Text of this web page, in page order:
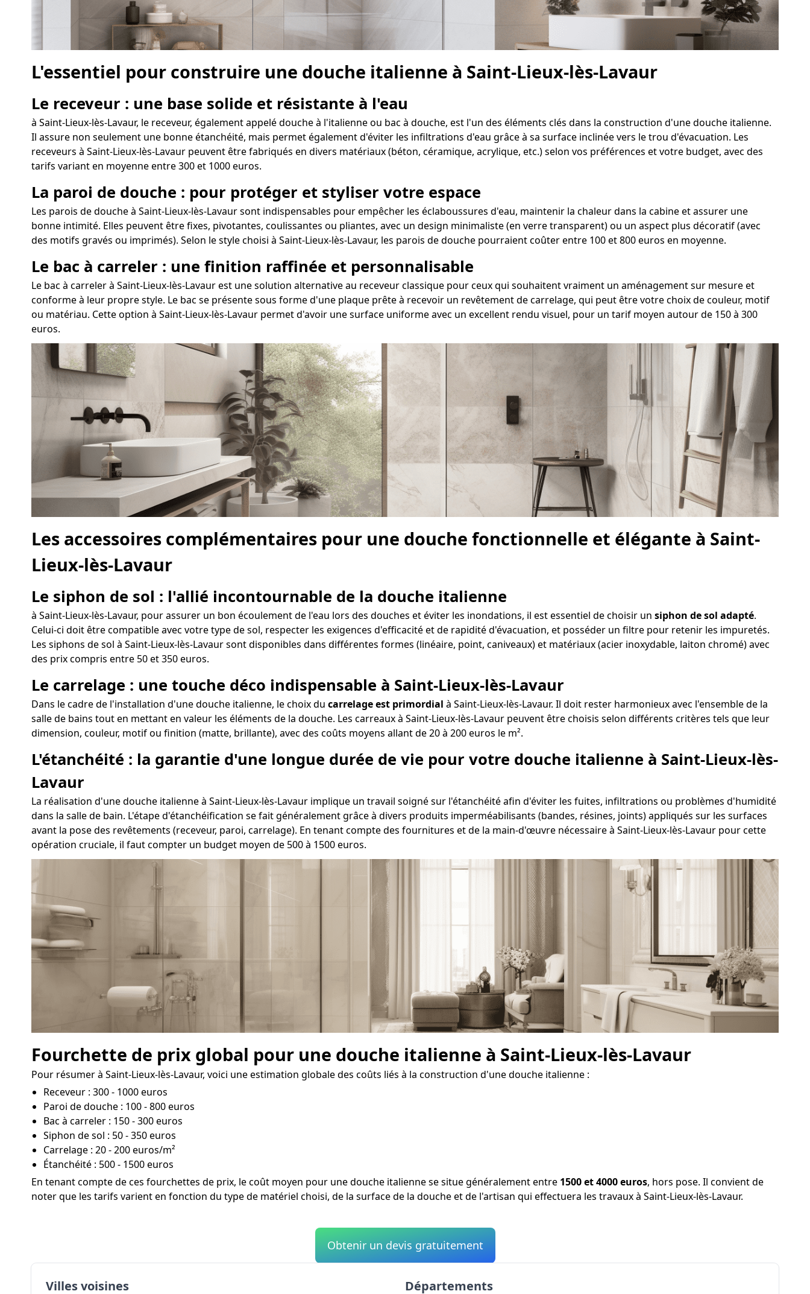
L'essentiel pour construire une douche italienne à Saint-Lieux-lès-Lavaur
Le receveur : une base solide et résistante à l'eau
à Saint-Lieux-lès-Lavaur, le receveur, également appelé douche à l'italienne ou bac à douche, est l'un des éléments clés dans la construction d'une douche italienne.
Il assure non seulement une bonne étanchéité, mais permet également d'éviter les infiltrations d'eau grâce à sa surface inclinée vers le trou d'évacuation. Les
receveurs à Saint-Lieux-lès-Lavaur peuvent être fabriqués en divers matériaux (béton, céramique, acrylique, etc.) selon vos préférences et votre budget, avec des
tarifs variant en moyenne entre 300 et 1000 euros.
La paroi de douche : pour protéger et styliser votre espace
Les parois de douche à Saint-Lieux-lès-Lavaur sont indispensables pour empêcher les éclaboussures d'eau, maintenir la chaleur dans la cabine et assurer une
bonne intimité. Elles peuvent être fixes, pivotantes, coulissantes ou pliantes, avec un design minimaliste (en verre transparent) ou un aspect plus décoratif (avec
des motifs gravés ou imprimés). Selon le style choisi à Saint-Lieux-lès-Lavaur, les parois de douche pourraient coûter entre 100 et 800 euros en moyenne.
Le bac à carreler : une finition raffinée et personnalisable
Le bac à carreler à Saint-Lieux-lès-Lavaur est une solution alternative au receveur classique pour ceux qui souhaitent vraiment un aménagement sur mesure et
conforme à leur propre style. Le bac se présente sous forme d'une plaque prête à recevoir un revêtement de carrelage, qui peut être votre choix de couleur, motif
ou matériau. Cette option à Saint-Lieux-lès-Lavaur permet d'avoir une surface uniforme avec un excellent rendu visuel, pour un tarif moyen autour de 150 à 300
euros.
Les accessoires complémentaires pour une douche fonctionnelle et élégante à Saint-
Lieux-lès-Lavaur
Le siphon de sol : l'allié incontournable de la douche italienne
à Saint-Lieux-lès-Lavaur, pour assurer un bon écoulement de l'eau lors des douches et éviter les inondations, il est essentiel de choisir un siphon de sol adapté.
Celui-ci doit être compatible avec votre type de sol, respecter les exigences d'efficacité et de rapidité d'évacuation, et posséder un filtre pour retenir les impuretés.
Les siphons de sol à Saint-Lieux-lès-Lavaur sont disponibles dans différentes formes (linéaire, point, caniveaux) et matériaux (acier inoxydable, laiton chromé) avec
des prix compris entre 50 et 350 euros.
Le carrelage : une touche déco indispensable à Saint-Lieux-lès-Lavaur
Dans le cadre de l'installation d'une douche italienne, le choix du carrelage est primordial à Saint-Lieux-lès-Lavaur. Il doit rester harmonieux avec l'ensemble de la
salle de bains tout en mettant en valeur les éléments de la douche. Les carreaux à Saint-Lieux-lès-Lavaur peuvent être choisis selon différents critères tels que leur
dimension, couleur, motif ou finition (matte, brillante), avec des coûts moyens allant de 20 à 200 euros le m².
L'étanchéité : la garantie d'une longue durée de vie pour votre douche italienne à Saint-Lieux-lès-
Lavaur
La réalisation d'une douche italienne à Saint-Lieux-lès-Lavaur implique un travail soigné sur l'étanchéité afin d'éviter les fuites, infiltrations ou problèmes d'humidité
dans la salle de bain. L'étape d'étanchéification se fait généralement grâce à divers produits imperméabilisants (bandes, résines, joints) appliqués sur les surfaces
avant la pose des revêtements (receveur, paroi, carrelage). En tenant compte des fournitures et de la main-d'œuvre nécessaire à Saint-Lieux-lès-Lavaur pour cette
opération cruciale, il faut compter un budget moyen de 500 à 1500 euros.
Fourchette de prix global pour une douche italienne à Saint-Lieux-lès-Lavaur
Pour résumer à Saint-Lieux-lès-Lavaur, voici une estimation globale des coûts liés à la construction d'une douche italienne :
Receveur : 300 - 1000 euros
Paroi de douche : 100 - 800 euros
Bac à carreler : 150 - 300 euros
Siphon de sol : 50 - 350 euros
Carrelage : 20 - 200 euros/m²
Étanchéité : 500 - 1500 euros
En tenant compte de ces fourchettes de prix, le coût moyen pour une douche italienne se situe généralement entre 1500 et 4000 euros, hors pose. Il convient de
noter que les tarifs varient en fonction du type de matériel choisi, de la surface de la douche et de l'artisan qui effectuera les travaux à Saint-Lieux-lès-Lavaur.
Obtenir un devis gratuitement
Villes voisines Départements